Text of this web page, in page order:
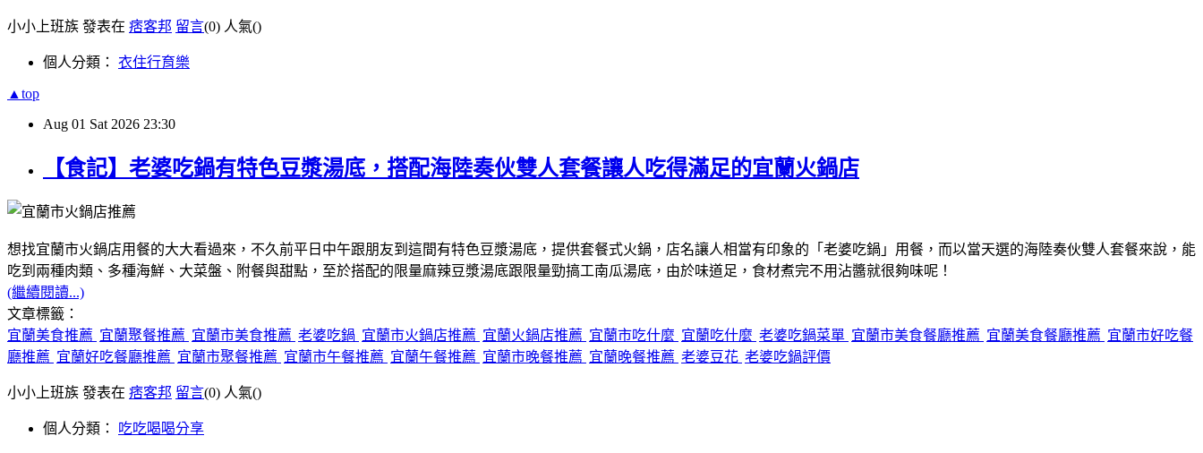
小小上班族 發表在 痞客邦 留言(0) 人氣()
個人分類： 衣住行育樂
▲top
Aug 01 Sat 2026 23:30
【食記】老婆吃鍋有特色豆漿湯底，搭配海陸奏伙雙人套餐讓人吃得滿足的宜蘭火鍋店
想找宜蘭市火鍋店用餐的大大看過來，不久前平日中午跟朋友到這間有特色豆漿湯底，提供套餐式火鍋，店名讓人相當有印象的「老婆吃鍋」用餐，而以當天選的海陸奏伙雙人套餐來說，能
吃到兩種肉類、多種海鮮、大菜盤、附餐與甜點，至於搭配的限量麻辣豆漿湯底跟限量勁搞工南瓜湯底，由於味道足，食材煮完不用沾醬就很夠味呢！
(繼續閱讀...)
文章標籤：
宜蘭美食推薦 宜蘭聚餐推薦 宜蘭市美食推薦 老婆吃鍋 宜蘭市火鍋店推薦 宜蘭火鍋店推薦 宜蘭市吃什麼 宜蘭吃什麼 老婆吃鍋菜單 宜蘭市美食餐廳推薦 宜蘭美食餐廳推薦 宜蘭市好吃餐
廳推薦 宜蘭好吃餐廳推薦 宜蘭市聚餐推薦 宜蘭市午餐推薦 宜蘭午餐推薦 宜蘭市晚餐推薦 宜蘭晚餐推薦 老婆豆花 老婆吃鍋評價
小小上班族 發表在 痞客邦 留言(0) 人氣()
個人分類： 吃吃喝喝分享